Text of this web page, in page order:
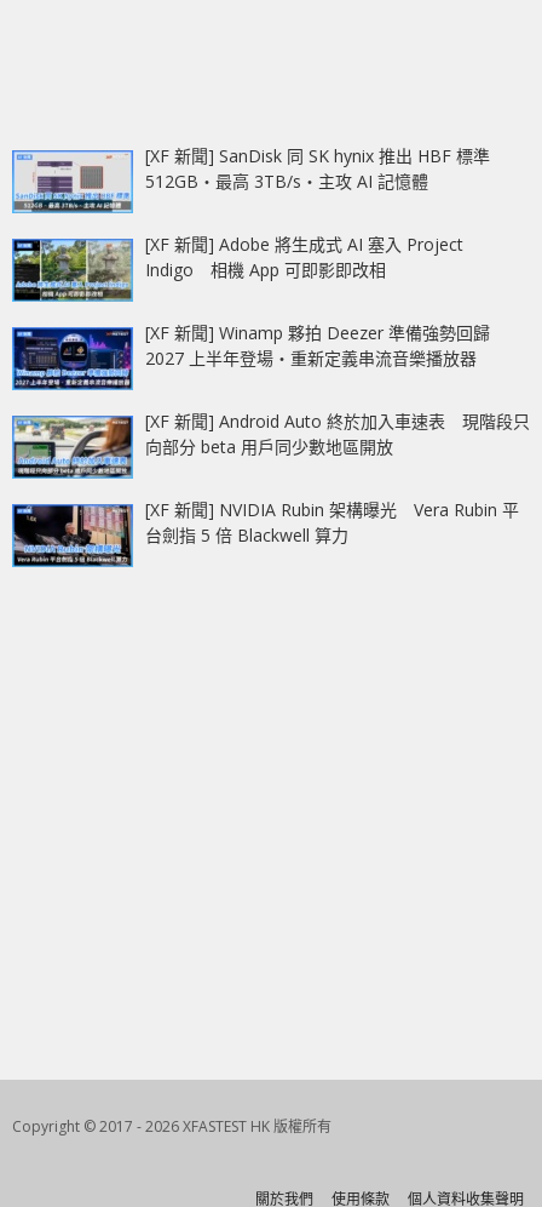
[XF 新聞] SanDisk 同 SK hynix 推出 HBF 標準
512GB‧最高 3TB/s‧主攻 AI 記憶體
[XF 新聞] Adobe 將生成式 AI 塞入 Project
Indigo 相機 App 可即影即改相
[XF 新聞] Winamp 夥拍 Deezer 準備強勢回歸
2027 上半年登場‧重新定義串流音樂播放器
[XF 新聞] Android Auto 終於加入車速表 現階段只
向部分 beta 用戶同少數地區開放
[XF 新聞] NVIDIA Rubin 架構曝光 Vera Rubin 平
台劍指 5 倍 Blackwell 算力
Copyright © 2017 - 2026 XFASTEST HK 版權所有
關於我們 使用條款 個人資料收集聲明